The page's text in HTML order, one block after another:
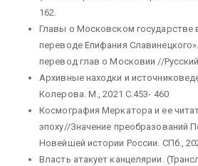
162.
Главы о Московском государстве
переводе Епифания
перевод глав о Московии //
Архивные находки и
Колерова. М., 2021 С.453- 460
Космография Меркатора и ее
эпоху//Значение преобразований
Новейшей истории России. СПб.,
Власть атакует канцелярии.